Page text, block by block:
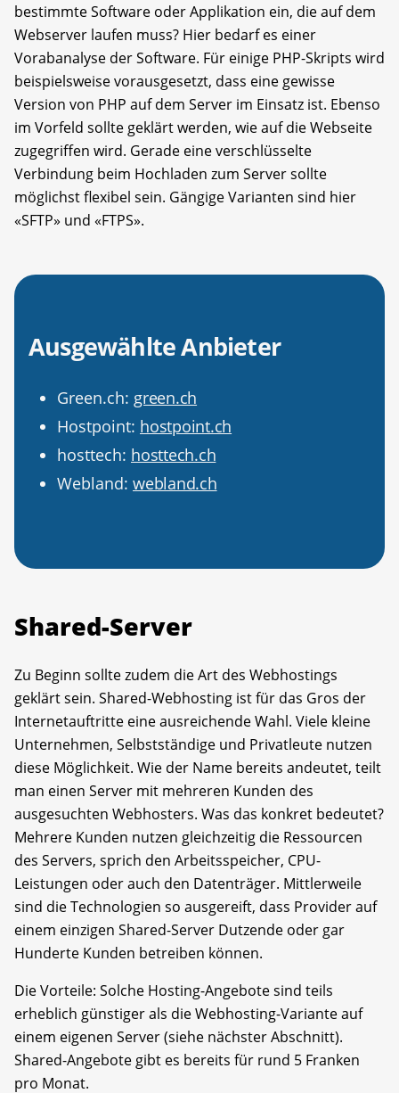
bestimmte Software oder Applikation ein, die auf dem
Webserver laufen muss? Hier bedarf es einer
Vorabanalyse der Software. Für einige PHP-Skripts wird
beispielsweise vorausgesetzt, dass eine gewisse
Version von PHP auf dem Server im Einsatz ist. Ebenso
im Vorfeld sollte geklärt werden, wie auf die Webseite
zugegriffen wird. Gerade eine verschlüsselte
Verbindung beim Hochladen zum Server sollte
möglichst flexibel sein. Gängige Varianten sind hier
«SFTP» und «FTPS».
Ausgewählte Anbieter
Green.ch: green.ch
Hostpoint: hostpoint.ch
hosttech: hosttech.ch
Webland: webland.ch
Shared-Server
Zu Beginn sollte zudem die Art des Webhostings
geklärt sein. Shared-Webhosting ist für das Gros der
Internetauftritte eine ausreichende Wahl. Viele kleine
Unternehmen, Selbstständige und Privatleute nutzen
diese Möglichkeit. Wie der Name bereits andeutet, teilt
man einen Server mit mehreren Kunden des
ausgesuchten Webhosters. Was das konkret bedeutet?
Mehrere Kunden nutzen gleichzeitig die Ressourcen
des Servers, sprich den Arbeitsspeicher, CPU-
Leistungen oder auch den Datenträger. Mittlerweile
sind die Technologien so ausgereift, dass Provider auf
einem einzigen Shared-Server Dutzende oder gar
Hunderte Kunden betreiben können.
Die Vorteile: Solche Hosting-Angebote sind teils
erheblich günstiger als die Webhosting-Variante auf
einem eigenen Server (siehe nächster Abschnitt).
Shared-Angebote gibt es bereits für rund 5 Franken
pro Monat.